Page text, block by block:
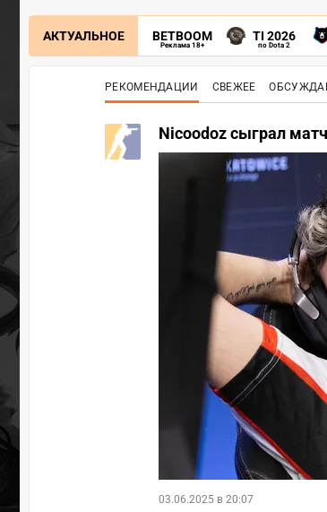
АКТУАЛЬНОЕ BETBOOM
Реклама 18+
TI 2026
по Dota 2
РЕКОМЕНДАЦИИ СВЕЖЕЕ
Nicoodoz сыграл
03.06.2025 в 20:07